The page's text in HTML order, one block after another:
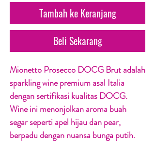
Tambah ke Keranjang
Beli Sekarang
Mionetto Prosecco DOCG Brut adalah
sparkling wine premium asal Italia
dengan sertifikasi kualitas DOCG.
Wine ini menonjolkan aroma buah
segar seperti apel hijau dan pear,
berpadu dengan nuansa bunga putih.